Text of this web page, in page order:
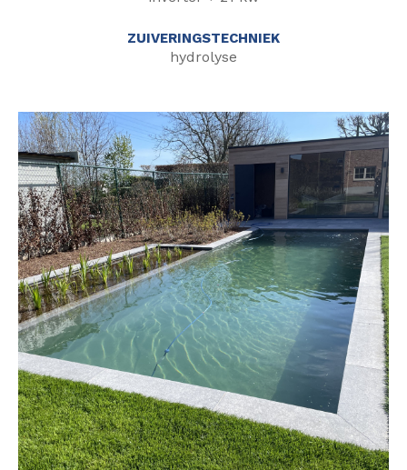
ZUIVERINGSTECHNIEK
hydrolyse